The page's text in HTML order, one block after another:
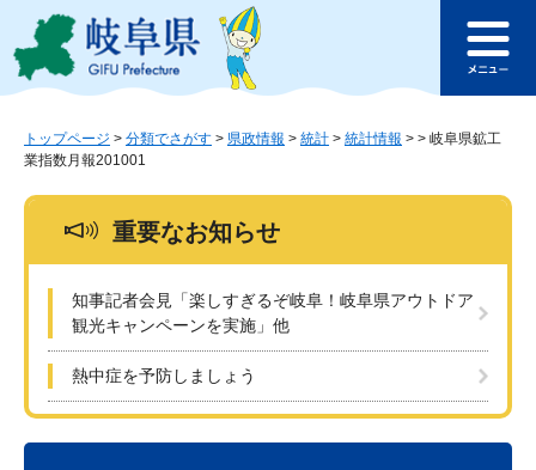
ジ
ュ
このページの本文へ
ュ
トップページ > 分類でさがす > 県政情報 > 統計 > 統計情報 > > 岐阜県鉱工
業指数月報201001
重要なお知らせ
知事記者会見「楽しすぎるぞ岐阜！岐阜県アウトドア
観光キャンペーンを実施」他
熱中症を予防しましょう